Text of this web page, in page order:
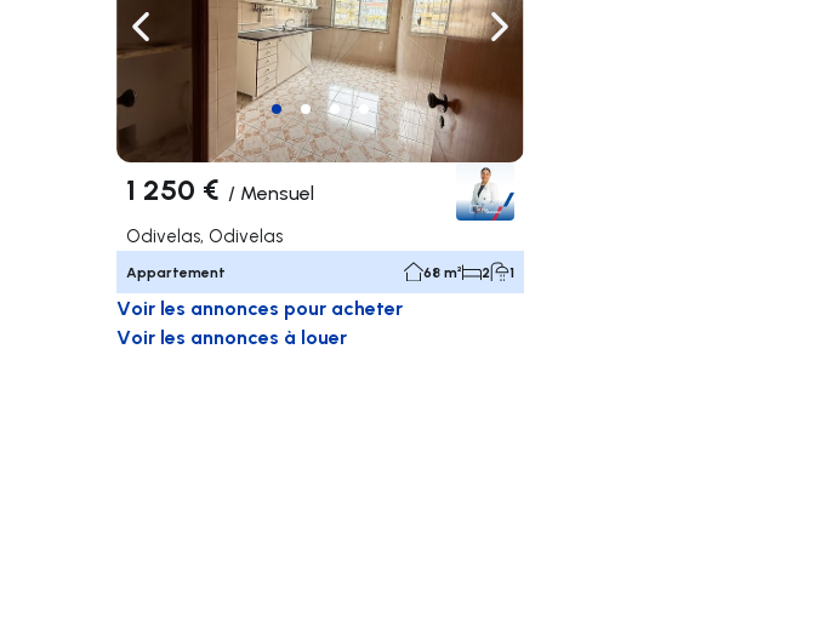
Naviguer vers la gauche Naviguer vers la droite
1 250 € / Mensuel
Odivelas, Odivelas
Appartement 68 m² 2 1
Voir les annonces pour acheter
Voir les annonces à louer